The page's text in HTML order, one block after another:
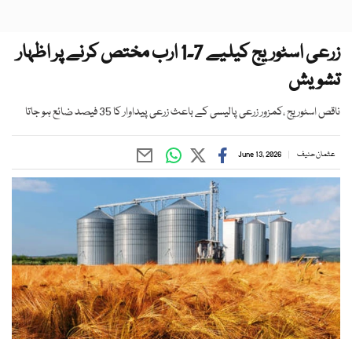
زرعی اسٹوریج کیلیے 7۔1 ارب مختص کرنے پر اظہار
تشویش
ناقص اسٹوریج ،کمزور زرعی پالیسی کے باعث زرعی پیداوار کا 35 فیصد ضائع ہو جاتا
عثمان حنیف June 13, 2026